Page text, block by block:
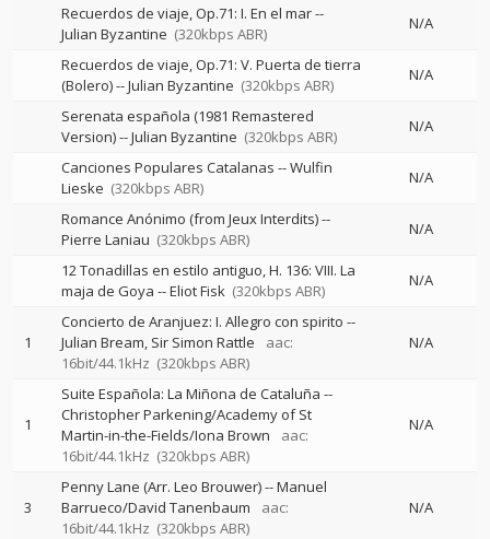
Recuerdos de viaje, Op.71: I. En el mar--
Julian Byzantine (320kbps ABR)
N/A
Recuerdos de viaje, Op.71: V. Puerta de tierra
(Bolero)--Julian Byzantine (320kbps ABR)
N/A
Serenata española (1981 Remastered
Version)--Julian Byzantine (320kbps ABR)
N/A
Canciones Populares Catalanas --Wulfin
Lieske (320kbps ABR)
N/A
Romance Anónimo (from Jeux Interdits)--
Pierre Laniau (320kbps ABR)
N/A
12 Tonadillas en estilo antiguo, H. 136: VIII. La
maja de Goya --Eliot Fisk (320kbps ABR)
N/A
1
Concierto de Aranjuez: I. Allegro con spirito --
Julian Bream Sir Simon Rattle
aac:
16bit/44.1kHz (320kbps ABR)
N/A
1
Suite Española: La Miñona de Cataluña --
Christopher Parkening/Academy of St
Martin-in-the-Fields/Iona Brown
aac:
16bit/44.1kHz (320kbps ABR)
N/A
3
Penny Lane (Arr. Leo Brouwer)--Manuel
Barrueco/David Tanenbaum
aac:
16bit/44.1kHz (320kbps ABR)
N/A